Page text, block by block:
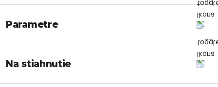
Parametre
Na stiahnutie